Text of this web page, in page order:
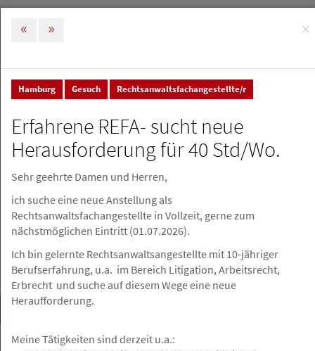
Stellenmarkt & Anzeigen Stellenanzeigen
Stellenanzeigen
×
Hamburg Gesuch Rechtsanwaltsfachangestellte/r
Erfahrene REFA- sucht neue
Herausforderung für 40 Std/Wo.
Sehr geehrte Damen und Herren,
ich suche eine neue Anstellung als
Rechtsanwaltsfachangestellte in Vollzeit, gerne zum
nächstmöglichen Eintritt (01.07.2026).
Ich bin gelernte Rechtsanwaltsangestellte mit 10-jähriger
Berufserfahrung, u.a. im Bereich Litigation, Arbeitsrecht,
Erbrecht und suche auf diesem Wege eine neue
Heraufforderung.
Meine Tätigkeiten sind derzeit u.a.: